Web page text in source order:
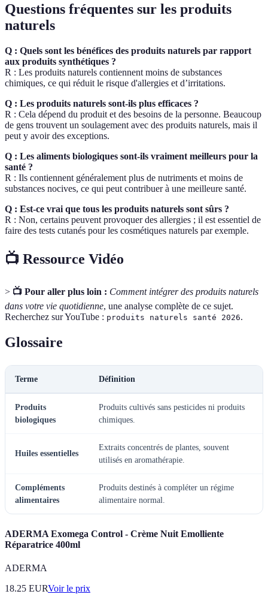
Questions fréquentes sur les produits
naturels
Q : Quels sont les bénéfices des produits naturels par rapport
aux produits synthétiques ?
R : Les produits naturels contiennent moins de substances
chimiques, ce qui réduit le risque d'allergies et d’irritations.
Q : Les produits naturels sont-ils plus efficaces ?
R : Cela dépend du produit et des besoins de la personne. Beaucoup
de gens trouvent un soulagement avec des produits naturels, mais il
peut y avoir des exceptions.
Q : Les aliments biologiques sont-ils vraiment meilleurs pour la
santé ?
R : Ils contiennent généralement plus de nutriments et moins de
substances nocives, ce qui peut contribuer à une meilleure santé.
Q : Est-ce vrai que tous les produits naturels sont sûrs ?
R : Non, certains peuvent provoquer des allergies ; il est essentiel de
faire des tests cutanés pour les cosmétiques naturels par exemple.
📺 Ressource Vidéo
> 📺 Pour aller plus loin : Comment intégrer des produits naturels
dans votre vie quotidienne, une analyse complète de ce sujet.
Recherchez sur YouTube : produits naturels santé 2026.
Glossaire
Terme Définition
Produits
biologiques
Produits cultivés sans pesticides ni produits
chimiques.
Huiles essentielles
Extraits concentrés de plantes, souvent
utilisés en aromathérapie.
Compléments
alimentaires
Produits destinés à compléter un régime
alimentaire normal.
ADERMA Exomega Control - Crème Nuit Emolliente
Réparatrice 400ml
ADERMA
18.25 EURVoir le prix